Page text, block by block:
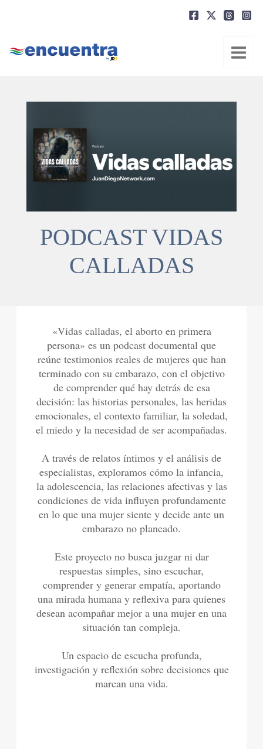
PODCAST VIDAS
CALLADAS
«Vidas calladas, el aborto en primera
persona» es un podcast documental que
reúne testimonios reales de mujeres que han
terminado con su embarazo, con el objetivo
de comprender qué hay detrás de esa
decisión: las historias personales, las heridas
emocionales, el contexto familiar, la soledad,
el miedo y la necesidad de ser acompañadas.
A través de relatos íntimos y el análisis de
especialistas, exploramos cómo la infancia,
la adolescencia, las relaciones afectivas y las
condiciones de vida influyen profundamente
en lo que una mujer siente y decide ante un
embarazo no planeado.
Este proyecto no busca juzgar ni dar
respuestas simples, sino escuchar,
comprender y generar empatía, aportando
una mirada humana y reflexiva para quienes
desean acompañar mejor a una mujer en una
situación tan compleja.
Un espacio de escucha profunda,
investigación y reflexión sobre decisiones que
marcan una vida.